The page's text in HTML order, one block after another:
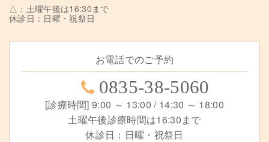
△：土曜午後は16:30まで
休診日：日曜・祝祭日
お電話でのご予約
0835-38-5060
[診療時間] 9:00 ～ 13:00 / 14:30 ～ 18:00
土曜午後診療時間は16:30まで
休診日：日曜・祝祭日